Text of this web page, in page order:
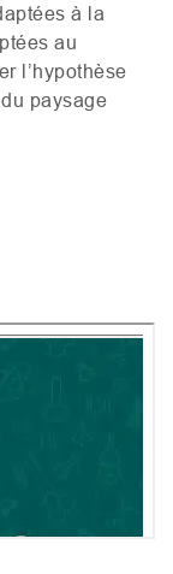
à la
au
l’hypothèse
paysage